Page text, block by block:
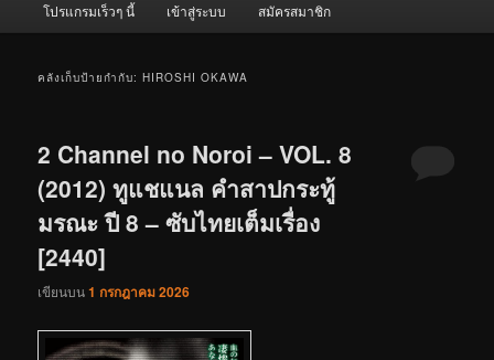
โปรแกรมเร็วๆ นี้ เข้าสู่ระบบ สมัครสมาชิก
คลังเก็บป้ายกำกับ:HIROSHI OKAWA
2 Channel no Noroi – VOL. 8
(2012) ทูแชแนล คำสาปกระทู้
มรณะ ปี 8 – ซับไทยเต็มเรื่อง
[2440]
เขียนบน1 กรกฎาคม 2026